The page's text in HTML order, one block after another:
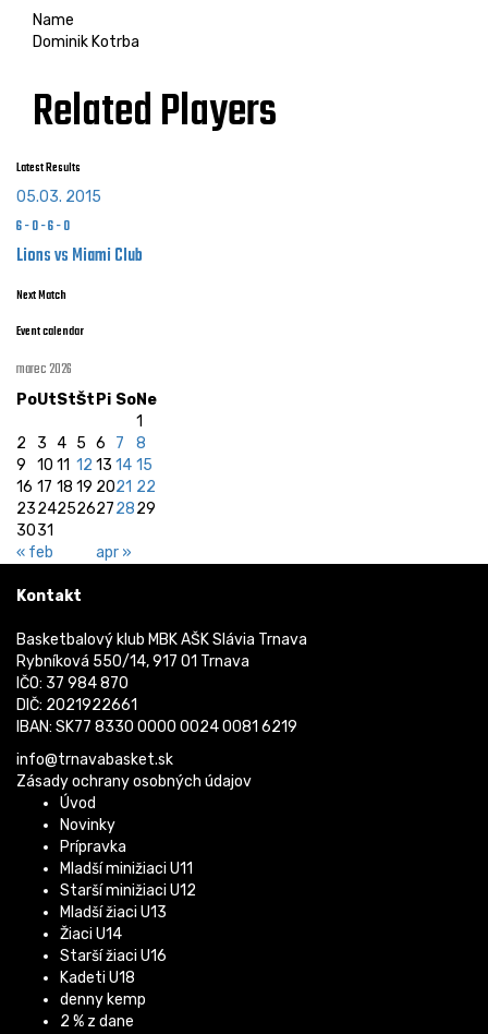
Name
Dominik Kotrba
Related Players
Latest Results
05.03. 2015
6-0-6-0
Lions vs Miami Club
Next Match
Event calendar
marec 2026
PoUtStŠt Pi SoNe
« feb apr »
1
2
3 4 5 6 7
8
9
10 11 12 13 14 15
16 17 18 19 2021 22
23242526272829
3031
Kontakt
Basketbalový klub MBK AŠK Slávia Trnava
Rybníková 550/14, 917 01 Trnava
IČO: 37 984 870
DIČ: 2021922661
IBAN: SK77 8330 0000 0024 0081 6219
info@trnavabasket.sk
Zásady ochrany osobných údajov
Úvod
Novinky
Prípravka
Mladší minižiaci U11
Starší minižiaci U12
Mladší žiaci U13
Žiaci U14
Starší žiaci U16
Kadeti U18
denny kemp
2 % z dane